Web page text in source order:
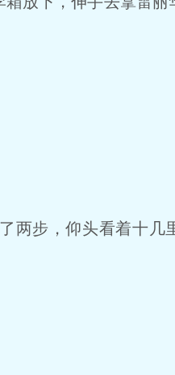
两步，仰头看着十几